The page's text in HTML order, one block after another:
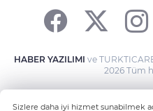
HABER YAZILIMI ve
2026 Tüm
Sizlere daha iyi hizmet sunabilmek